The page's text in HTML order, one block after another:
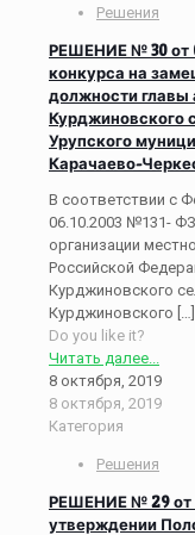
Решения
РЕШЕНИЕ № 30 от
конкурса на
должности
Курджиновского
Урупского
Карачаево-
В соответствии с
06.10.2003 №131-
организации
Российской
Курджиновского
Курджиновского
Do you like it?
Читать далее...
8 октября, 2019
8 октября, 2019
Категория
Решения
РЕШЕНИЕ № 29 от
утверждении